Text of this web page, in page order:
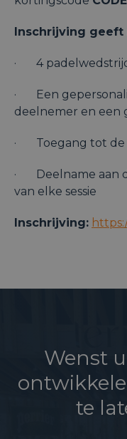
Inschrijving geeft
· 4
· Een
deelnemer en een
· Toegang tot de
· Deelname aan
van elke sessie
Inschrijving:
Wenst
te